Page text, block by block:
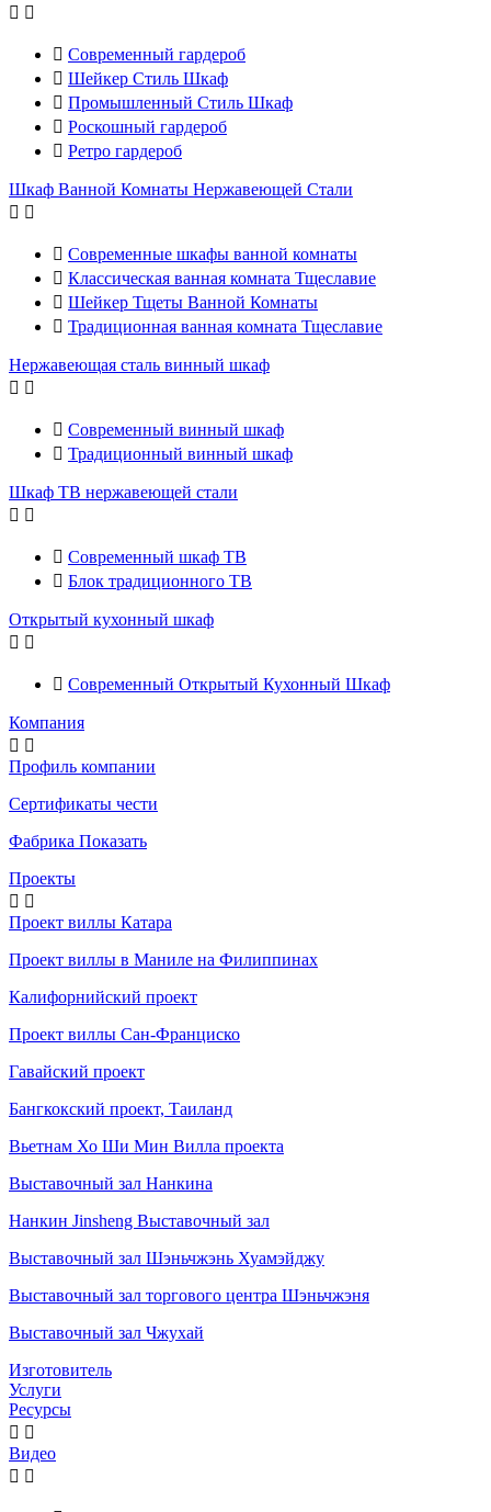
 
 Современный гардероб
 Шейкер Стиль Шкаф
 Промышленный Стиль Шкаф
 Роскошный гардероб
 Ретро гардероб
Шкаф Ванной Комнаты Нержавеющей Стали
 
 Современные шкафы ванной комнаты
 Классическая ванная комната Тщеславие
 Шейкер Тщеты Ванной Комнаты
 Традиционная ванная комната Тщеславие
Нержавеющая сталь винный шкаф
 
 Современный винный шкаф
 Традиционный винный шкаф
Шкаф ТВ нержавеющей стали
 
 Современный шкаф ТВ
 Блок традиционного ТВ
Открытый кухонный шкаф
 
 Современный Открытый Кухонный Шкаф
Компания
 
Профиль компании
Сертификаты чести
Фабрика Показать
Проекты
 
Проект виллы Катара
Проект виллы в Маниле на Филиппинах
Калифорнийский проект
Проект виллы Сан-Франциско
Гавайский проект
Бангкокский проект, Таиланд
Вьетнам Хо Ши Мин Вилла проекта
Выставочный зал Нанкина
Нанкин Jinsheng Выставочный зал
Выставочный зал Шэньчжэнь Хуамэйджу
Выставочный зал торгового центра Шэньчжэня
Выставочный зал Чжухай
Изготовитель
Услуги
Ресурсы
 
Видео
 